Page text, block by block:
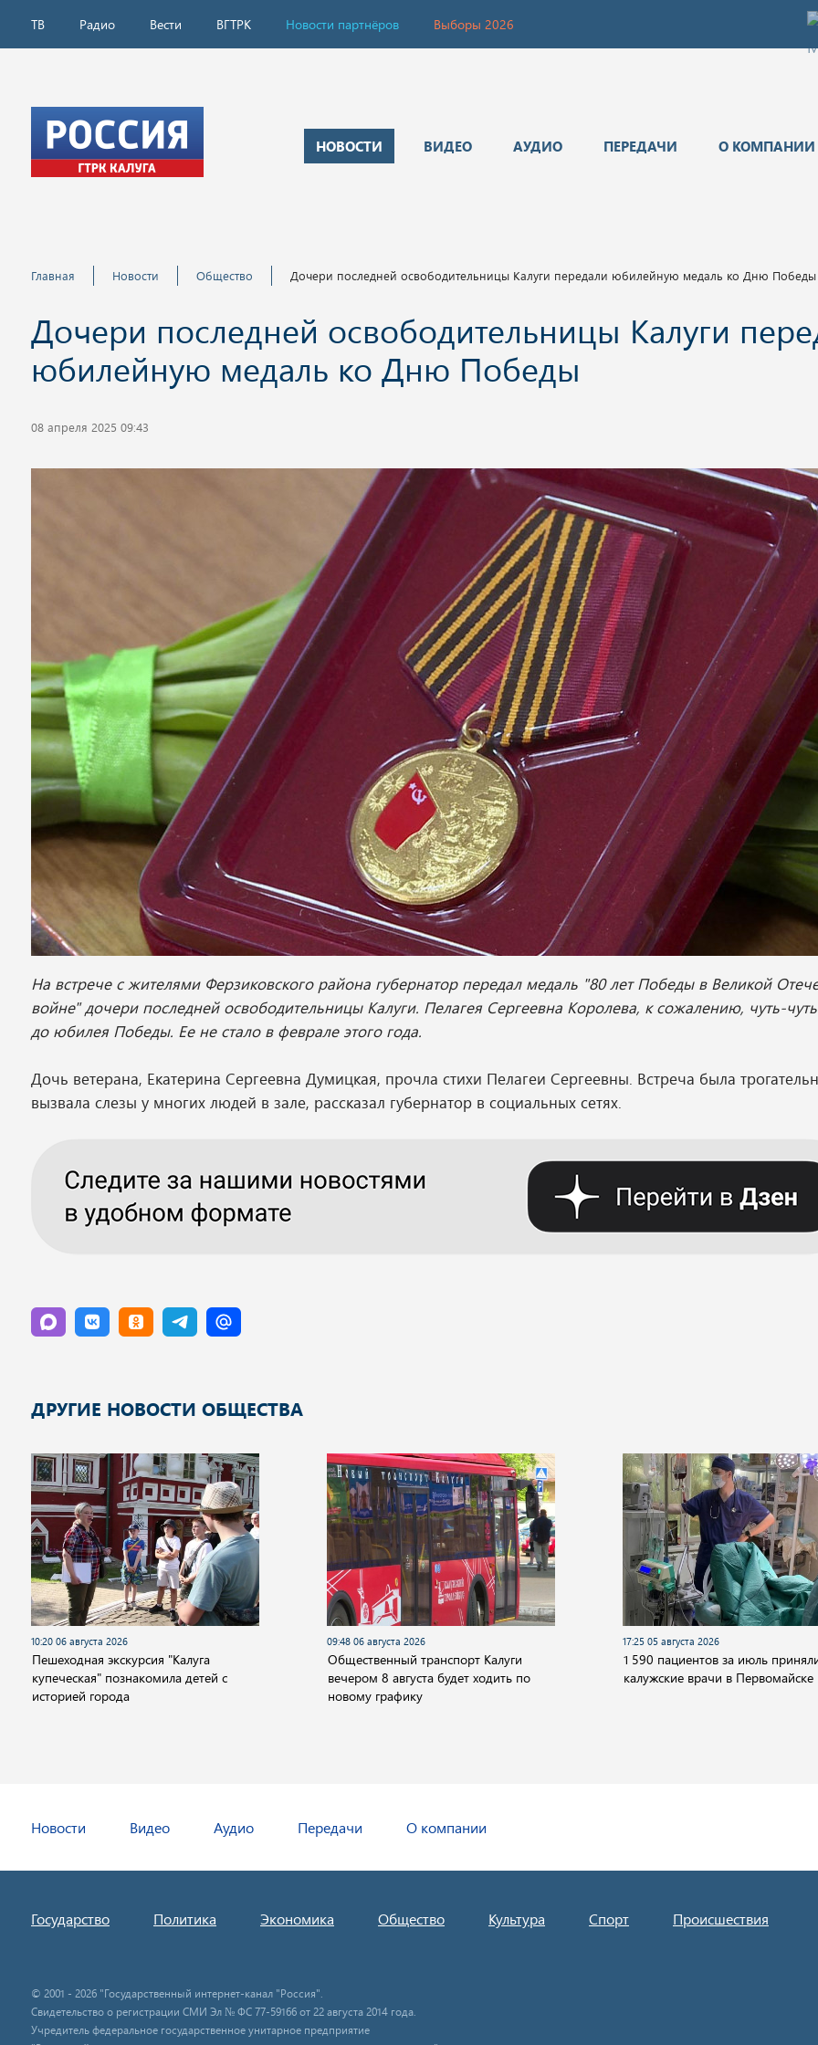
ТВ Радио Вести ВГТРК Новости партнёров Выборы 2026
НОВОСТИ ВИДЕО АУДИО ПЕРЕДАЧИ О КОМПАНИИ
Главная Новости Общество Дочери последней освободительницы Калуги передали юбилейную медаль ко Дню Победы
Дочери последней освободительницы Калуги
юбилейную медаль ко Дню Победы
08 апреля 2025 09:43
На встрече с жителями Ферзиковского района губернатор передал медаль "80 лет Победы в Великой
войне" дочери последней освободительницы Калуги. Пелагея Сергеевна Королева, к сожалению, чуть-
до юбилея Победы. Ее не стало в феврале этого года.
Дочь ветерана, Екатерина Сергеевна Думицкая, прочла стихи Пелагеи Сергеевны. Встреча была
вызвала слезы у многих людей в зале, рассказал губернатор в социальных сетях.
ДРУГИЕ НОВОСТИ ОБЩЕСТВА
10:20 06 августа 2026
Пешеходная экскурсия "Калуга
купеческая" познакомила детей с
историей города
09:48 06 августа 2026
Общественный транспорт Калуги
вечером 8 августа будет ходить по
новому графику
17:25 05 августа 2026
1 590 пациентов за июль
калужские врачи в Первомайске
Новости Видео Аудио Передачи О компании
Государство Политика Экономика Общество Культура Спорт Происшествия
© 2001 - 2026 "Государственный интернет-канал "Россия".
Свидетельство о регистрации СМИ Эл № ФС 77-59166 от 22 августа 2014 года.
Учредитель федеральное государственное унитарное предприятие